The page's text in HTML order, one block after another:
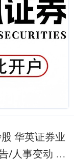
/人事变动 最